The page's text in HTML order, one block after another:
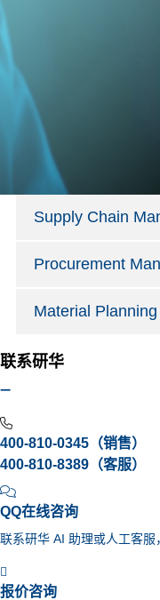
Supply Chain
Procurement
Material Planning
联系研华
400-810-0345（销售）
400-810-8389（客服）
QQ在线咨询
联系研华 AI 助理或人工客服
报价咨询